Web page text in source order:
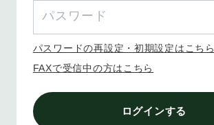
パスワードの再設定・初期設定はこちら
FAXで受信中の方はこちら
ログインする